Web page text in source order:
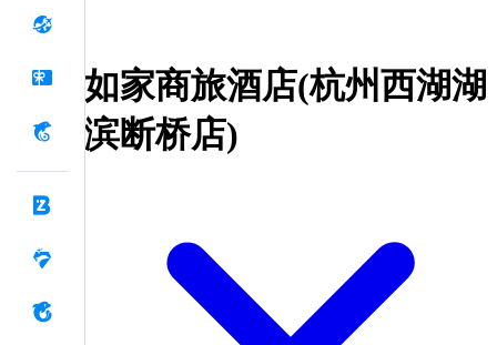
如家商旅酒店(杭州西湖湖
滨断桥店)